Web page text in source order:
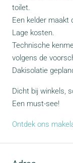
toilet.
Een kelder maakt
Lage kosten.
Technische
volgens de
Dakisolatie
Dicht bij winkels,
Een must-see!
Ontdek ons